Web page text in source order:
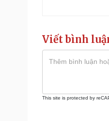
Viết bình
This site is protected by